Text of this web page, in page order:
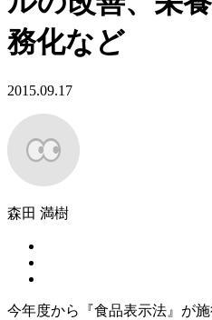
務化など
2015.09.17
森田 満樹
今年度から『食品表示法』が